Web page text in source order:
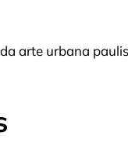
arte urbana